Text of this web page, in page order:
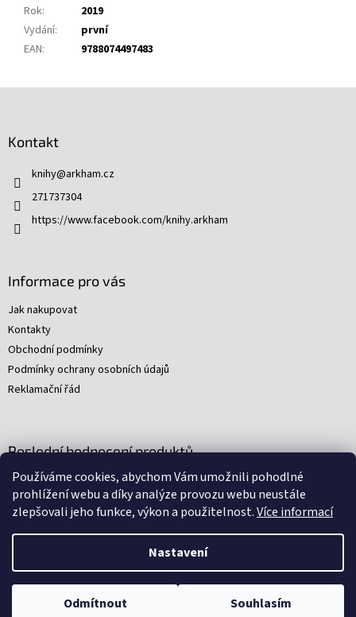
Používáme cookies, abychom Vám umožnili pohodlné
prohlížení webu a díky analýze provozu webu neustále
zlepšovali jeho funkce, výkon a použitelnost.Více informací
Nastavení
Odmítnout Souhlasím
Omlouváme se, ale všechny srpnové soboty budeme mít zavřeno.
Rok:
2019
Vydání:
první
EAN: 9788074497483
Kontakt
knihy@arkham.cz
271737304
https://www.facebook.com/knihy.arkham
Informace pro vás
Jak nakupovat
Kontakty
Obchodní podmínky
Podmínky ochrany osobních údajů
Reklamační řád
Poslední hodnocení produktů
Young Indiana Jones a poklad na plantáži (A)
Hodnocení produktu je 5 z 5 hvězdiček.
|
Remedio Digital|Zbyněk Svoboda
Shoptet